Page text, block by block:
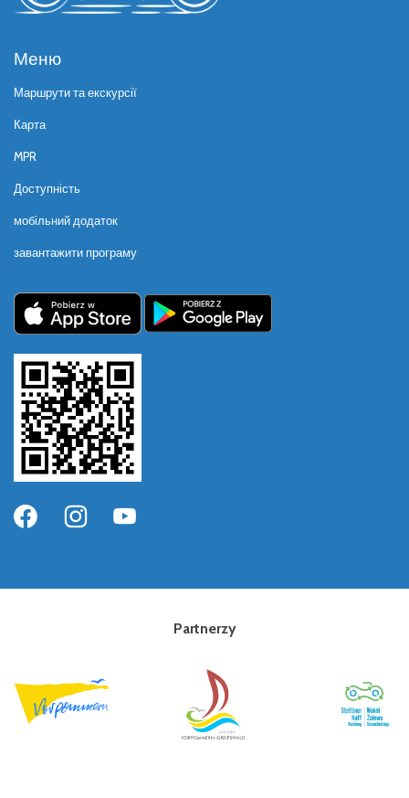
Меню
Маршрути та екскурсії
Карта
MPR
Доступність
мобільний додаток
завантажити програму
Partnerzy